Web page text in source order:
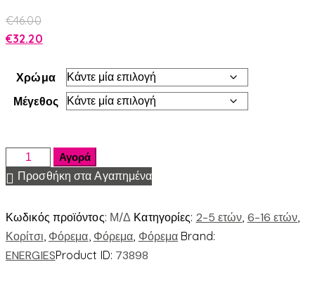
€46.00
€32.20
Χρώμα
Μέγεθος
Αγορά
Προσθήκη στα Αγαπημένα
Κωδικός προϊόντος: Μ/Δ Κατηγορίες: 2-5 ετών, 6-16 ετών,
Κορίτσι, Φόρεμα, Φόρεμα, Φόρεμα Brand:
ENERGIESProduct ID: 73898